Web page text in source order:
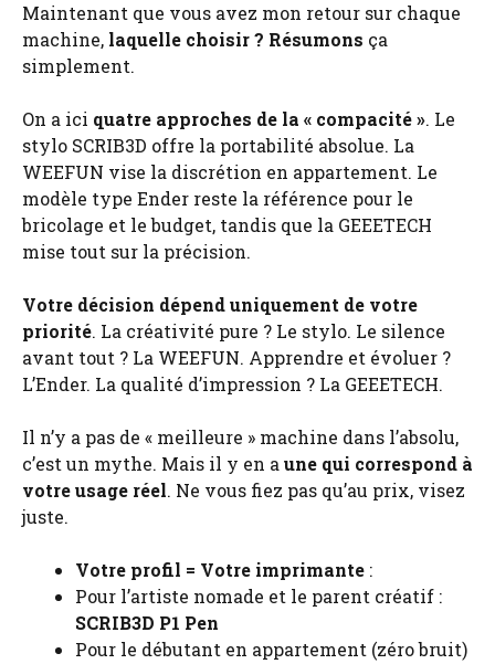
Maintenant que vous avez mon retour sur chaque
machine, laquelle choisir ? Résumons ça
simplement.
On a ici quatre approches de la « compacité ». Le
stylo SCRIB3D offre la portabilité absolue. La
WEEFUN vise la discrétion en appartement. Le
modèle type Ender reste la référence pour le
bricolage et le budget, tandis que la GEEETECH
mise tout sur la précision.
Votre décision dépend uniquement de votre
priorité. La créativité pure ? Le stylo. Le silence
avant tout ? La WEEFUN. Apprendre et évoluer ?
L’Ender. La qualité d’impression ? La GEEETECH.
Il n’y a pas de « meilleure » machine dans l’absolu,
c’est un mythe. Mais il y en aune qui correspond à
votre usage réel. Ne vous fiez pas qu’au prix, visez
juste.
Votre profil = Votre imprimante :
Pour l’artiste nomade et le parent créatif :
SCRIB3D P1 Pen
Pour le débutant en appartement (zéro bruit)